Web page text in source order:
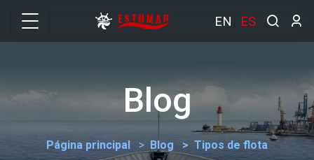
EN ES
Blog
Página principal Blog Tipos de flota